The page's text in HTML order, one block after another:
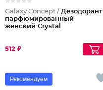
Galaxy Concept / Дезодорант
парфюмированный
женский Crystal
512 ₽
Рекомендуем